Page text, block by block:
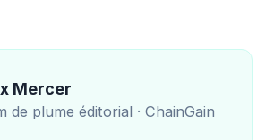
Mercer
de plume éditorial · ChainGain